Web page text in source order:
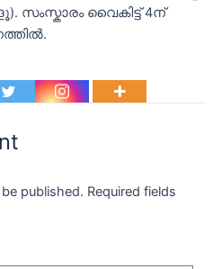
സംസ്കാരം വൈകിട്ട് 4ന്
published. Required fields